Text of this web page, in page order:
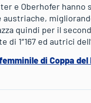
e Oberhofer
austriache,
quindi per il
di 1″167 ed autrici
di Coppa